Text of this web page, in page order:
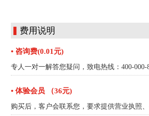
费用说明
• 咨询费(0.01元)
专人一对一解答您疑问，致电热线：400-000-
• 体验会员 （36元)
购买后，客户会联系您，要求提供营业执照